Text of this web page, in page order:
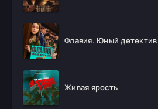
Флавия. Юный детектив
Живая ярость